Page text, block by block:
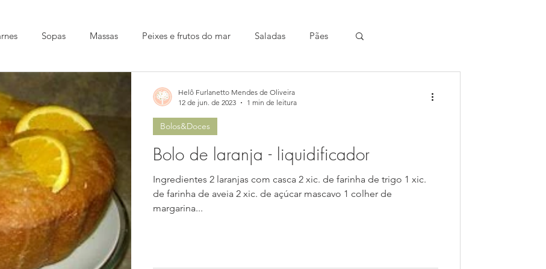
Sopas Massas Peixes e frutos do mar Saladas Pães
Bolo de laranja - liquidificador
Ingredientes 2 laranjas com casca 2 xic. de farinha de trigo 1 xic.
de farinha de aveia 2 xic. de açúcar mascavo 1 colher de
margarina...
Bolos&Doces
Helô Furlanetto Mendes de Oliveira
12 de jun. de 2023
1 min de leitura